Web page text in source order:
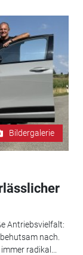
Bildergalerie
Antriebsvielfalt:
nach.
radikal...